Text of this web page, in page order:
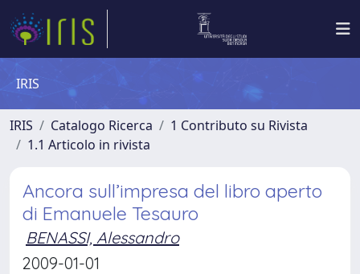
IRIS
IRIS Catalogo Ricerca
1 Contributo su Rivista
1.1 Articolo in rivista
Ancora sull’impresa del libro aperto
di Emanuele Tesauro
BENASSI, Alessandro
2009-01-01